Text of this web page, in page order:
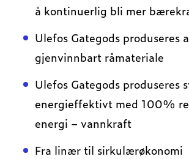
å kontinuerlig bli mer
Ulefos Gategods produseres
gjenvinnbart råmateriale
Ulefos Gategods produseres
energieffektivt med 100%
energi – vannkraft
Fra linær til sirkulærøkonomi